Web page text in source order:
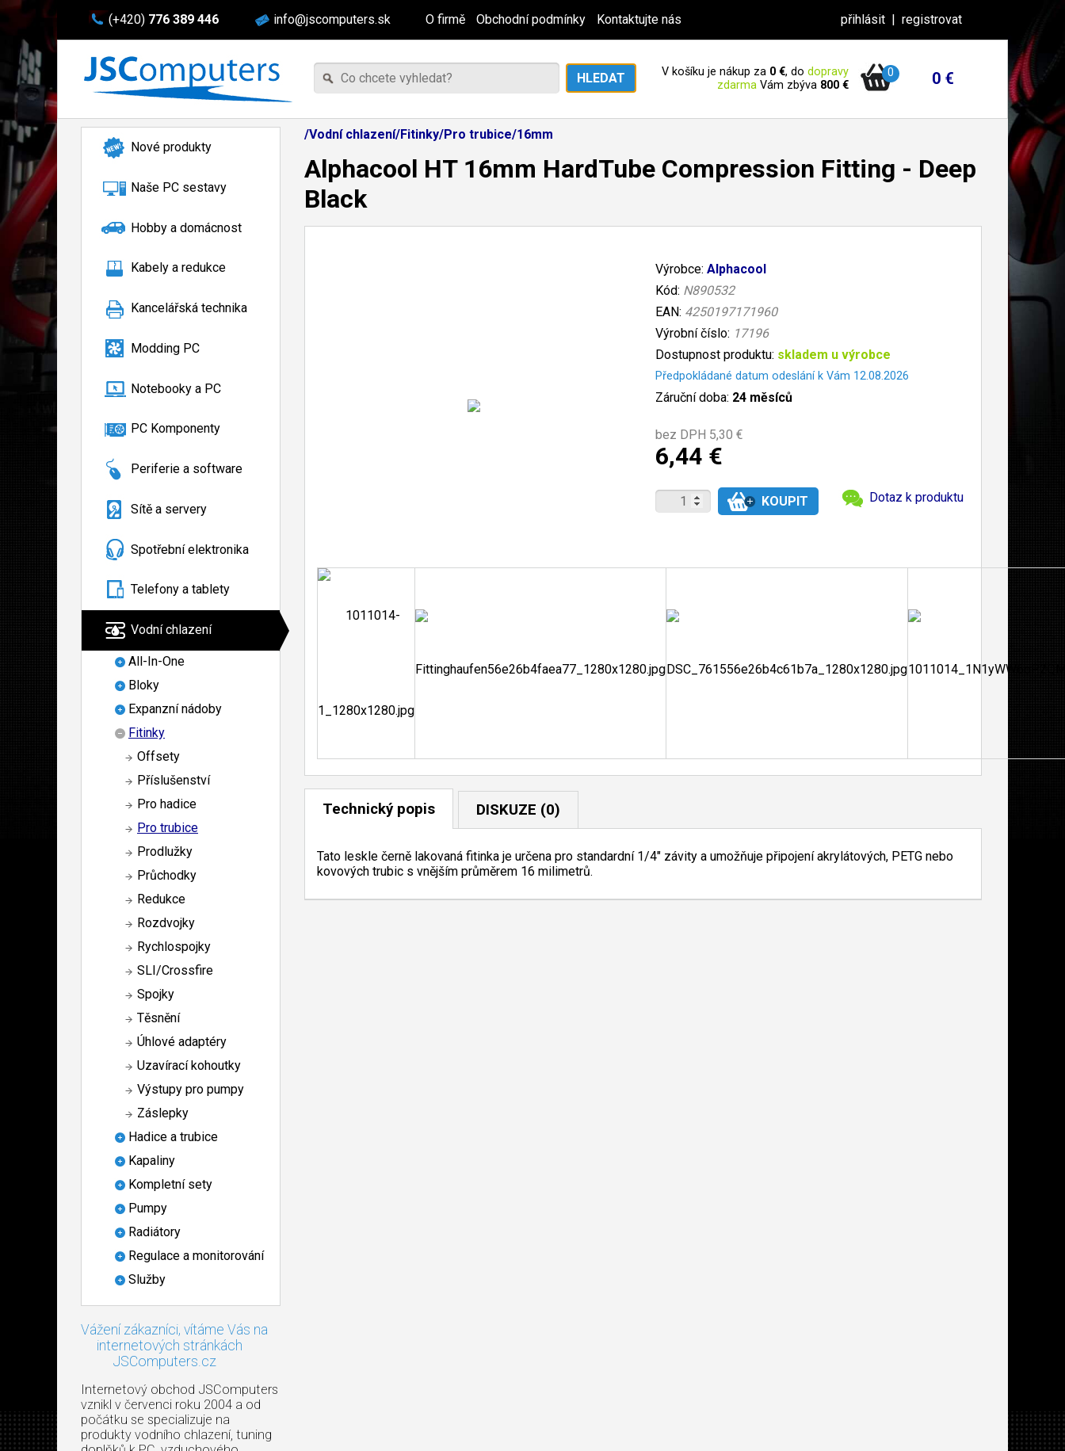
(+420) 776 389 446 info@jscomputers.sk O firmě Obchodní podmínky Kontaktujte nás přihlásit | registrovat
V košíku je nákup za 0 €, do dopravy
zdarma Vám zbýva 800 €
0 0 €
Nové produkty
Naše PC sestavy
Hobby a domácnost
Kabely a redukce
Kancelářská technika
Modding PC
Notebooky a PC
PC Komponenty
Periferie a software
Sítě a servery
Spotřební elektronika
Telefony a tablety
Vodní chlazení
All-In-One
Bloky
Expanzní nádoby
Fitinky
Offsety
Příslušenství
Pro hadice
Pro trubice
Prodlužky
Průchodky
Redukce
Rozdvojky
Rychlospojky
SLI/Crossfire
Spojky
Těsnění
Úhlové adaptéry
Uzavírací kohoutky
Výstupy pro pumpy
Záslepky
Hadice a trubice
Kapaliny
Kompletní sety
Pumpy
Radiátory
Regulace a monitorování
Služby
Vážení zákazníci, vítáme Vás na
internetových stránkách
JSComputers.cz
Internetový obchod JSComputers
vznikl v červenci roku 2004 a od
počátku se specializuje na
produkty vodního chlazení, tuning
/Vodní chlazení/Fitinky/Pro trubice/16mm
Alphacool HT 16mm HardTube Compression Fitting - Deep
Black
Výrobce: Alphacool
Kód: N890532
EAN: 4250197171960
Výrobní číslo: 17196
Dostupnost produktu: skladem u výrobce
Předpokládané datum odeslání k Vám 12.08.2026
Záruční doba: 24 měsíců
bez DPH 5,30 €
6,44 €
Dotaz k produktu
Technický popis DISKUZE (0)
Tato leskle černě lakovaná fitinka je určena pro standardní 1/4" závity a umožňuje připojení akrylátových, PETG nebo
kovových trubic s vnějším průměrem 16 milimetrů.